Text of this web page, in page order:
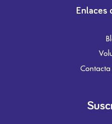
Enlaces